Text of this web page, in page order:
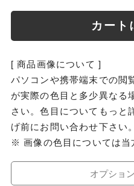
カート
[ 商品画像について ]
パソコンや携帯端末での閲
が実際の色目と多少異なる
さい。色目についてもっと
げ前にお問い合わせ下さい。
※ 画像の色目については当
オプショ